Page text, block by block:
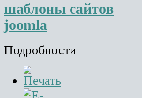
шаблоны сайтов
joomla
Подробности